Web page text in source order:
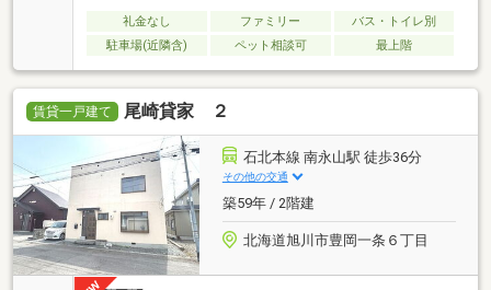
礼金なし ファミリー
バス・トイレ別
駐車場(近隣含)
ペット相談可 最上階
賃貸一戸建て 尾崎貸家 ２
石北本線 南永山駅 徒歩36分
その他の交通
築59年 / 2階建
北海道旭川市豊岡一条６丁目